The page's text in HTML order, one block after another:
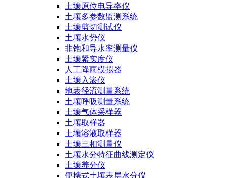
土壤原位电导率仪
土壤多参数监测系统
土壤剪切测试仪
土壤水势仪
非饱和导水率测量仪
土壤紧实度仪
人工降雨模拟器
土壤入渗仪
地表径流测量系统
土壤呼吸测量系统
土壤气体采样器
土壤取样器
土壤溶液取样器
土壤三相测量仪
土壤水分特征曲线测定仪
土壤养分仪
便携式土壤表层水分仪